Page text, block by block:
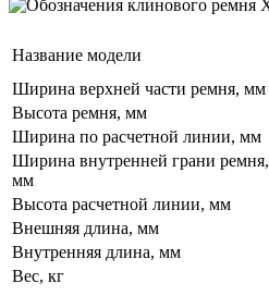
Название модели
Ширина верхней части ремня, мм
Высота ремня, мм
Ширина по расчетной линии, мм
Ширина внутренней грани ремня,
мм
Высота расчетной линии, мм
Внешняя длина, мм
Внутренняя длина, мм
Вес, кг